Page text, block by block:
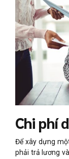
Chi phí
Để xây dựng
phải trả lương